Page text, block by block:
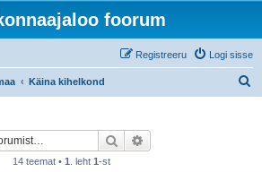
foorum
Logi sisse
Registreeru
Käina kihelkond
Otsi
14 teemat • 1 . leht 1-st